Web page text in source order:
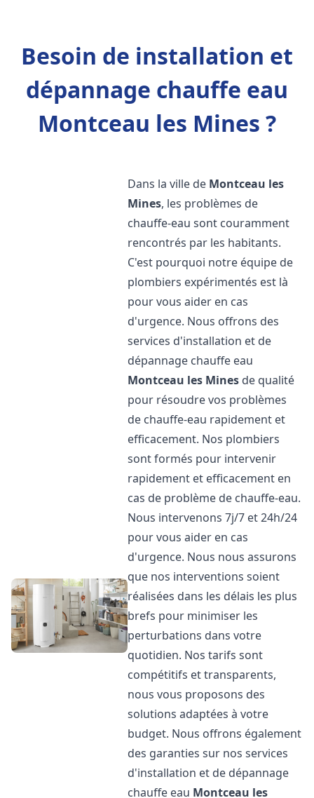
Besoin de installation et
dépannage chauffe eau
Montceau les Mines ?
Dans la ville de Montceau les
Mines, les problèmes de
chauffe-eau sont couramment
rencontrés par les habitants.
C'est pourquoi notre équipe de
plombiers expérimentés est là
pour vous aider en cas
d'urgence. Nous offrons des
services d'installation et de
dépannage chauffe eau
Montceau les Mines de qualité
pour résoudre vos problèmes
de chauffe-eau rapidement et
efficacement. Nos plombiers
sont formés pour intervenir
rapidement et efficacement en
cas de problème de chauffe-eau.
Nous intervenons 7j/7 et 24h/24
pour vous aider en cas
d'urgence. Nous nous assurons
que nos interventions soient
réalisées dans les délais les plus
brefs pour minimiser les
perturbations dans votre
quotidien. Nos tarifs sont
compétitifs et transparents,
nous vous proposons des
solutions adaptées à votre
budget. Nous offrons également
des garanties sur nos services
d'installation et de dépannage
chauffe eau Montceau les